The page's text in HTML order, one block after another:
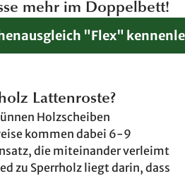
mehr im Doppelbett!
"Flex"
Lattenroste?
Holzscheiben
kommen dabei 6-9
die miteinander verleimt
zu Sperrholz liegt darin, dass